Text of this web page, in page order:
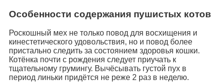
Особенности содержания пушистых котов
Роскошный мех не только повод для восхищения и
кинестетического удовольствия, но и повод более
пристально следить за состоянием здоровья кошки.
Котёнка почти с рождения следует приучать к
тщательному грумингу. Вычёсывать густой пух в
период линьки придётся не реже 2 раз в неделю.